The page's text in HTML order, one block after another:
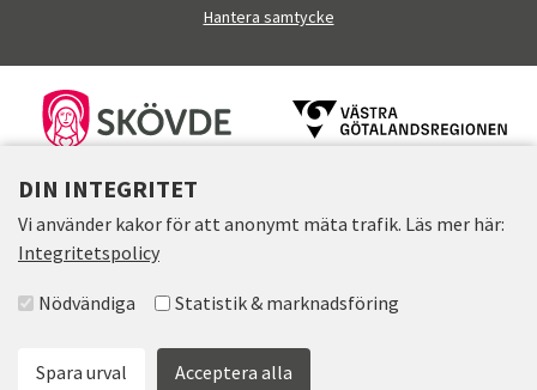
DIN INTEGRITET
Vi använder kakor för att anonymt mäta trafik. Läs mer här:
Integritetspolicy
Välj accepterade grupper
Nödvändiga Statistik & marknadsföring
Spara urval Acceptera alla
Hantera samtycke
FINANSIÄRER